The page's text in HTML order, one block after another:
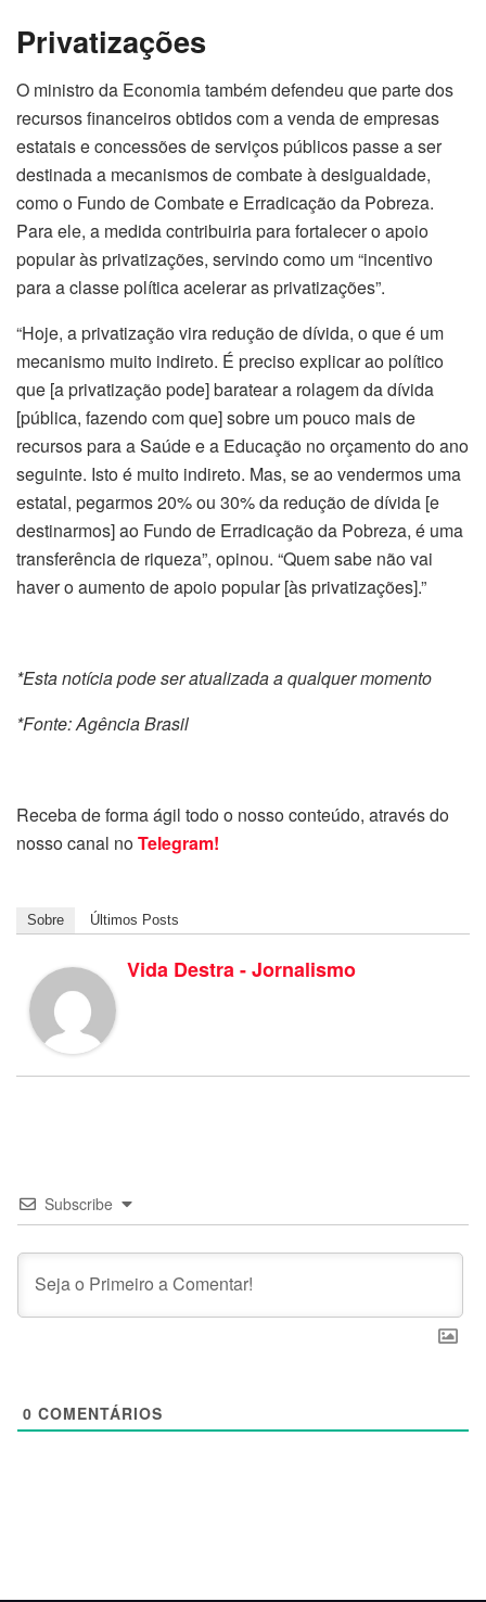
Privatizações
O ministro da Economia também defendeu que parte dos
recursos financeiros obtidos com a venda de empresas
estatais e concessões de serviços públicos passe a ser
destinada a mecanismos de combate à desigualdade,
como o Fundo de Combate e Erradicação da Pobreza.
Para ele, a medida contribuiria para fortalecer o apoio
popular às privatizações, servindo como um “incentivo
para a classe política acelerar as privatizações”.
“Hoje, a privatização vira redução de dívida, o que é um
mecanismo muito indireto. É preciso explicar ao político
que [a privatização pode] baratear a rolagem da dívida
[pública, fazendo com que] sobre um pouco mais de
recursos para a Saúde e a Educação no orçamento do ano
seguinte. Isto é muito indireto. Mas, se ao vendermos uma
estatal, pegarmos 20% ou 30% da redução de dívida [e
destinarmos] ao Fundo de Erradicação da Pobreza, é uma
transferência de riqueza”, opinou. “Quem sabe não vai
haver o aumento de apoio popular [às privatizações].”
*Esta notícia pode ser atualizada a qualquer momento
*Fonte: Agência Brasil
Receba de forma ágil todo o nosso conteúdo, através do
nosso canal noTelegram!
Sobre Últimos Posts
Vida Destra - Jornalismo
Subscribe
0 COMENTÁRIOS